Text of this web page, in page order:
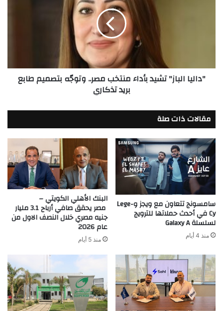
طابع
بريد"داليا الباز" تشيد بأداء منتخب مصر.. وتوجّه بتصميم طابع
بريد تذكاري
مقالات ذات صلة
سامسونج تتعاون مع ويجز وLege-
Cy في أحدث حملاتها للترويج
لسلسلة Galaxy A
منذ 4 أيام
البنك الأهلي الكويتي –
مصر يحقق صافي أرباح 3.1 مليار
جنيه مصري خلال النصف الاول من
عام 2026
منذ 5 أيام